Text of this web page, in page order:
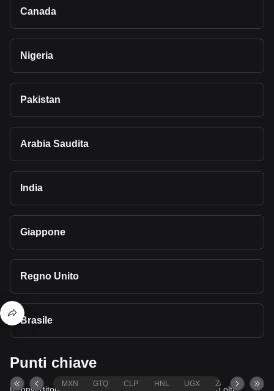
Canada
Nigeria
Pakistan
Arabia Saudita
India
Giappone
Regno Unito
Brasile
Punti chiave
MXN GTQ CLP HNL UGX ZAR TND